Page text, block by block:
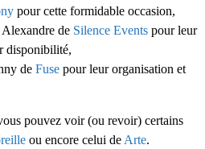
pour cette formidable occasion,
de Silence Events pour leur
disponibilité,
de Fuse pour leur organisation et
pouvez voir (ou revoir) certains
ou encore celui de Arte.